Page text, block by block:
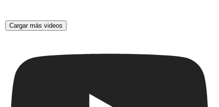
Cargar más videos